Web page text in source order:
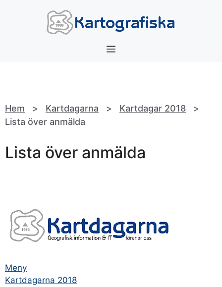
Meny
Hem > Kartdagarna > Kartdagar 2018 >
Lista över anmälda
Lista över anmälda
Meny
Kartdagarna 2018